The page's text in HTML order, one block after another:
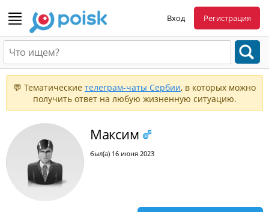
Вход Регистрация
💬 Тематические телеграм-чаты Сербии, в которых можно
получить ответ на любую жизненную ситуацию.
Максим
был(а) 16 июня 2023